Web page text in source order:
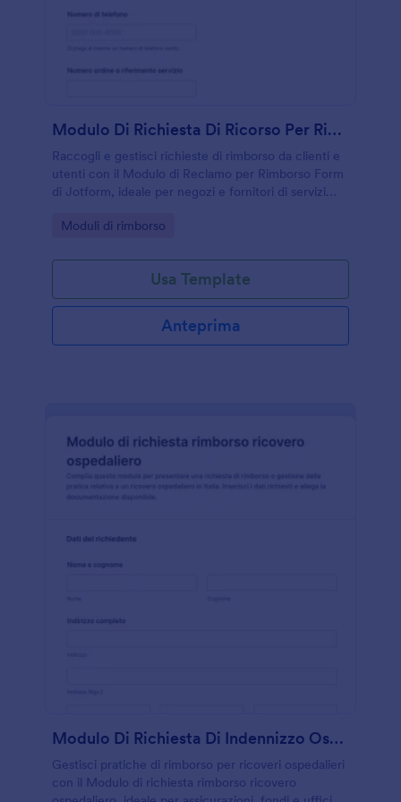
Modulo Di Richiesta Di Ricorso Per Rimborso
Raccogli e gestisci richieste di rimborso da clienti e
utenti con il Modulo di Reclamo per Rimborso Form
di Jotform, ideale per negozi e fornitori di servizi
flusso.
Go to Category:
Moduli di rimborso
Usa Template
Anteprima
Modulo Di Richiesta Di Indennizzo Ospedaliero
Gestisci pratiche di rimborso per ricoveri ospedalieri
con il Modulo di richiesta rimborso ricovero